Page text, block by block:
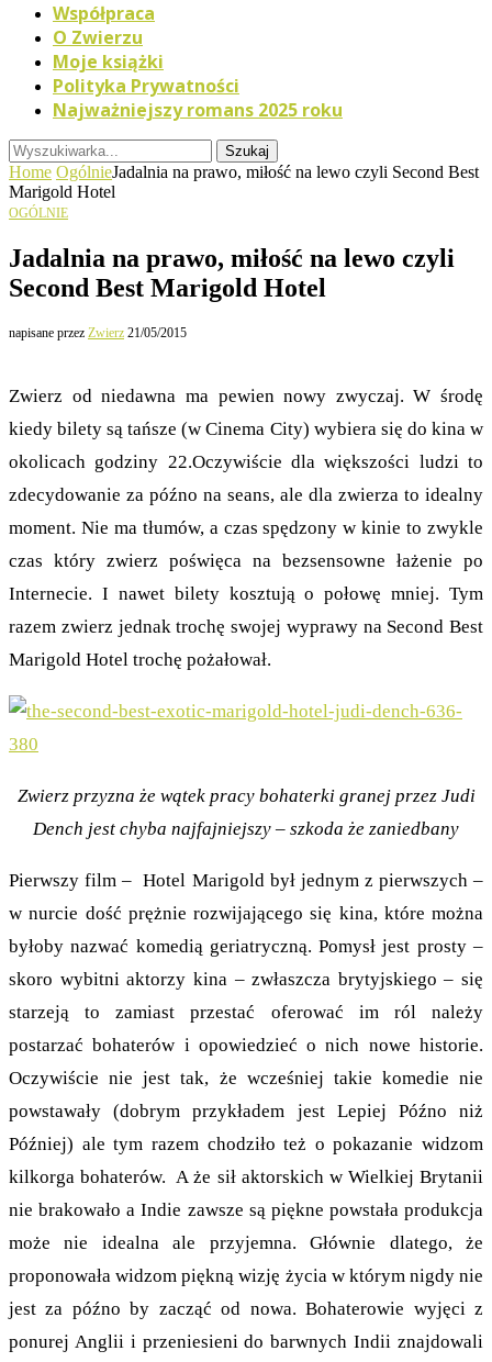
Współpraca
O Zwierzu
Moje książki
Polityka Prywatności
Najważniejszy romans 2025 roku
Szukaj
Home OgólnieJadalnia na prawo, miłość na lewo czyli Second Best
Marigold Hotel
OGÓLNIE
Jadalnia na prawo, miłość na lewo czyli
Second Best Marigold Hotel
napisane przez Zwierz 21/05/2015
Zwierz od niedawna ma pewien nowy zwyczaj. W środę
kiedy bilety są tańsze (w Cinema City) wybiera się do kina w
okolicach godziny 22.Oczywiście dla większości ludzi to
zdecydowanie za późno na seans, ale dla zwierza to idealny
moment. Nie ma tłumów, a czas spędzony w kinie to zwykle
czas który zwierz poświęca na bezsensowne łażenie po
Internecie. I nawet bilety kosztują o połowę mniej. Tym
razem zwierz jednak trochę swojej wyprawy na Second Best
Marigold Hotel trochę pożałował.
Zwierz przyzna że wątek pracy bohaterki granej przez Judi
Dench jest chyba najfajniejszy – szkoda że zaniedbany
Pierwszy film – Hotel Marigold był jednym z pierwszych –
w nurcie dość prężnie rozwijającego się kina, które można
byłoby nazwać komedią geriatryczną. Pomysł jest prosty –
skoro wybitni aktorzy kina – zwłaszcza brytyjskiego – się
starzeją to zamiast przestać oferować im ról należy
postarzać bohaterów i opowiedzieć o nich nowe historie.
Oczywiście nie jest tak, że wcześniej takie komedie nie
powstawały (dobrym przykładem jest Lepiej Późno niż
Później) ale tym razem chodziło też o pokazanie widzom
kilkorga bohaterów. A że sił aktorskich w Wielkiej Brytanii
nie brakowało a Indie zawsze są piękne powstała produkcja
może nie idealna ale przyjemna. Głównie dlatego, że
proponowała widzom piękną wizję życia w którym nigdy nie
jest za późno by zacząć od nowa. Bohaterowie wyjęci z
ponurej Anglii i przeniesieni do barwnych Indii znajdowali